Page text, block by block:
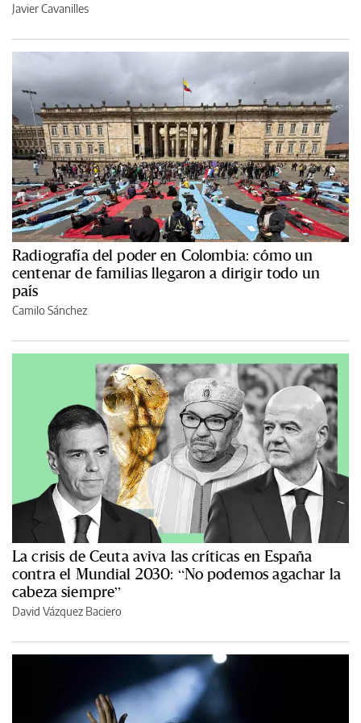
Javier Cavanilles
Radiografía del poder en Colombia: cómo un
centenar de familias llegaron a dirigir todo un
país
Camilo Sánchez
La crisis de Ceuta aviva las críticas en España
contra el Mundial 2030: “No podemos agachar la
cabeza siempre”
David Vázquez Baciero